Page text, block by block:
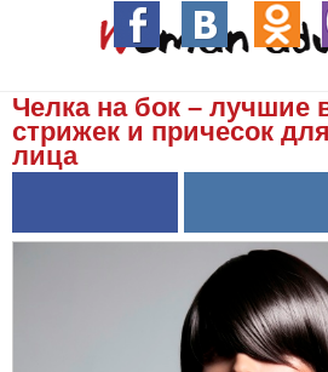
Челка на бок – лучшие
стрижек и причесок
лица